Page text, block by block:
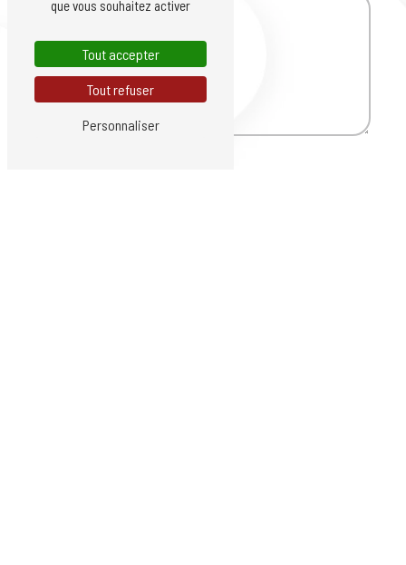
que vous souhaitez activer
Tout accepter
Tout refuser
Personnaliser